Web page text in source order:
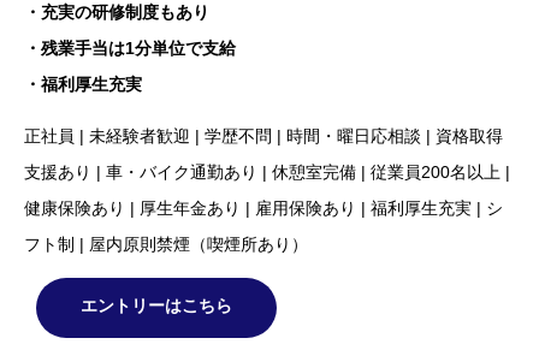
・充実の研修制度もあり
・残業手当は1分単位で支給
・福利厚生充実
正社員 | 未経験者歓迎 | 学歴不問 | 時間・曜日応相談 | 資格取得
支援あり | 車・バイク通勤あり | 休憩室完備 | 従業員200名以上 |
健康保険あり | 厚生年金あり | 雇用保険あり | 福利厚生充実 | シ
フト制 | 屋内原則禁煙（喫煙所あり）
エントリーはこちら